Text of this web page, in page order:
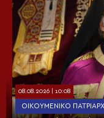
08.08.2026 | 10:08
ΟΙΚΟΥΜΕΝΙΚΌ